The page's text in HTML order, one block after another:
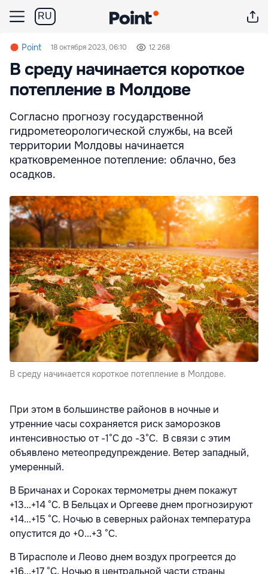
RU
Point 18 октября 2023, 06:10 12 268
В среду начинается короткое
потепление в Молдове
Согласно прогнозу государственной
гидрометеорологической службы, на всей
территории Молдовы начинается
кратковременное потепление: облачно, без
осадков.
В среду начинается короткое потепление в Молдове.
При этом в большинстве районов в ночные и
утренние часы сохраняется риск заморозков
интенсивностью от -1°С до -3°С. В связи с этим
объявлено метеопредупреждение. Ветер западный,
умеренный.
В Бричанах и Сороках термометры днем покажут
+13...+14 °С. В Бельцах и Оргееве днем прогнозируют
+14...+15 °С. Ночью в северных районах температура
опустится до +0...+3 °С.
В Тирасполе и Леово днем воздух прогреется до
+16...+17 °С. Ночью в центральной части страны